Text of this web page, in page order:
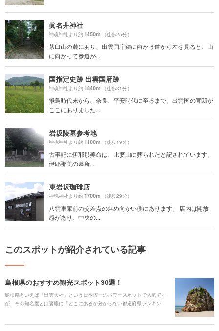
眞名井神社
神魂神社より約1450m （徒歩25分）
茶臼山の麓にあり、出雲国庁跡に向かう道から左を見ると、山
に向かって参道が...
国指定史跡 出雲国府跡
神魂神社より約1840m （徒歩31分）
飛鳥時代末から、奈良、平安時代に至るまで。出雲国の官邸が
ここにありました...
岩坂陵墓参考地
神魂神社より約1100m （徒歩19分）
古事記に伊耶那美命は、比婆山に葬られたと記されています。
伊耶那美の墓所...
東岩坂珈琲店
神魂神社より約1700m （徒歩29分）
八雲車庫前の交差点の斜め向かい側にあります。 店内は開放
感があり、中央の...
このスポットが紹介されている記事
島根県のおすすめ観光スポット30選！
島根県といえば「出雲大社」という日本随一のパワースポットで人気です
が、その知名度とは裏腹に「どこにあるか分からない都道府県ランキン